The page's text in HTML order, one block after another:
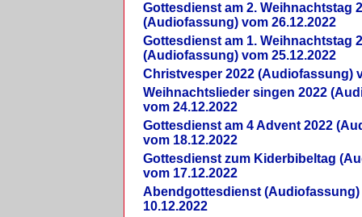
Gottesdienst am 2. Weihnachtstag
(Audiofassung) vom 26.12.2022
Gottesdienst am 1. Weihnachtstag
(Audiofassung) vom 25.12.2022
Christvesper 2022 (Audiofassung)
Weihnachtslieder singen 2022
vom 24.12.2022
Gottesdienst am 4 Advent 2022
vom 18.12.2022
Gottesdienst zum Kiderbibeltag
vom 17.12.2022
Abendgottesdienst (Audiofassung)
10.12.2022